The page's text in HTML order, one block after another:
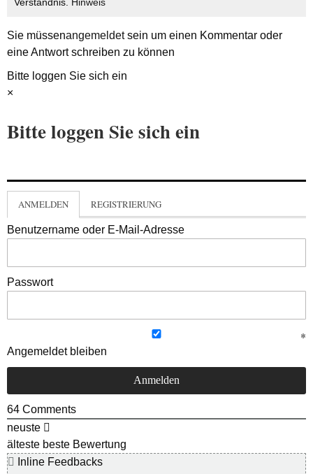
Sie müssenangemeldetsein um einen Kommentar oder
eine Antwort schreiben zu können
Bitte loggen Sie sich ein
×
Bitte loggen Sie sich ein
ANMELDEN REGISTRIERUNG
Benutzername oder E-Mail-Adresse
Passwort
Angemeldet bleiben
64 Comments
neuste
älteste beste Bewertung
Inline Feedbacks